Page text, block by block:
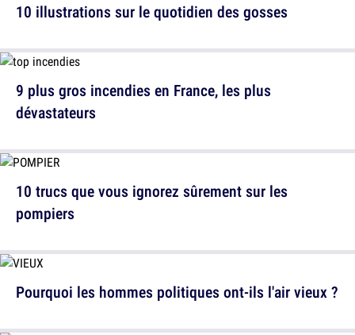
10 illustrations sur le quotidien des gosses
10 trucs que vous ignorez sûrement sur les
pompiers
9 plus gros incendies en France, les plus
dévastateurs
Pourquoi les hommes politiques ont-ils l'air vieux ?